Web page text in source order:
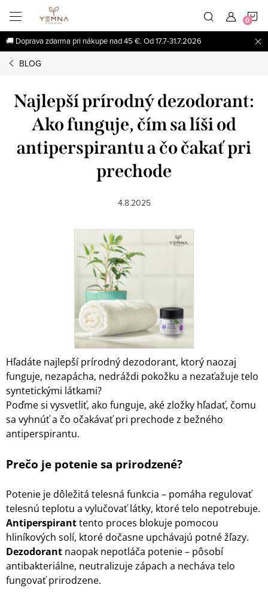
obsah
🚚 Doprava zdarma pri nákupe nad 45 €. Od 17.7-31.7.2026
BLOG
Najlepší prírodný dezodorant:
Ako funguje, čím sa líši od
antiperspirantu a čo čakať pri
prechode
4.8.2025
Hľadáte najlepší prírodný dezodorant, ktorý naozaj
funguje, nezapácha, nedráždi pokožku a nezaťažuje telo
syntetickými látkami?
Poďme si vysvetliť, ako funguje, aké zložky hľadať, čomu
sa vyhnúť a čo očakávať pri prechode z bežného
antiperspirantu.
Prečo je potenie sa prirodzené?
Potenie je dôležitá telesná funkcia – pomáha regulovať
telesnú teplotu a vylučovať látky, ktoré telo nepotrebuje.
Antiperspiranttento proces blokuje pomocou
hliníkových solí, ktoré dočasne upchávajú potné žľazy.
Dezodorant naopak nepotláča potenie – pôsobí
antibakteriálne, neutralizuje zápach a necháva telo
fungovať prirodzene.